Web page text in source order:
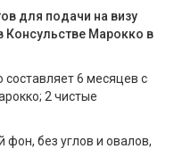
для подачи на визу
Консульстве Марокко в
составляет 6 месяцев с
2 чистые
фон, без углов и овалов,